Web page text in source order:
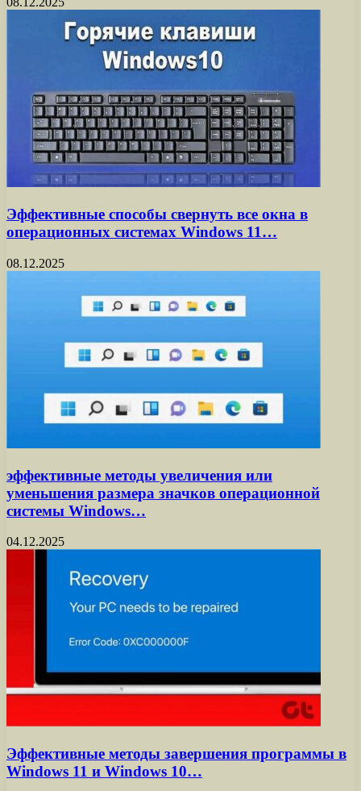
Эффективные способы свернуть все окна в
операционных системах Windows 11…
08.12.2025
эффективные методы увеличения или
уменьшения размера значков операционной
системы Windows…
04.12.2025
Эффективные методы завершения программы в
Windows 11 и Windows 10…